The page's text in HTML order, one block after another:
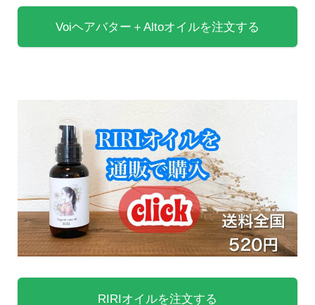
Voiヘアバター＋Altoオイルを注文する
RIRIオイルを注文する